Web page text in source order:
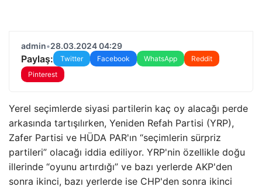
admin•28.03.2024 04:29
Paylaş: Twitter Facebook WhatsApp
Reddit
Pinterest
Yerel seçimlerde siyasi partilerin kaç oy alacağı perde
arkasında tartışılırken, Yeniden Refah Partisi (YRP),
Zafer Partisi ve HÜDA PAR'ın “seçimlerin sürpriz
partileri” olacağı iddia ediliyor. YRP'nin özellikle doğu
illerinde “oyunu artırdığı” ve bazı yerlerde AKP'den
sonra ikinci, bazı yerlerde ise CHP'den sonra ikinci